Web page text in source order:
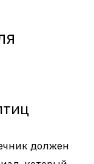
должен